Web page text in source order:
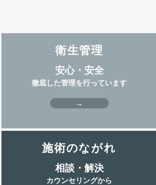
衛生管理
安心・安全
徹底した管理を行っています
→
​施術のながれ
相談・解決
カウンセリングから